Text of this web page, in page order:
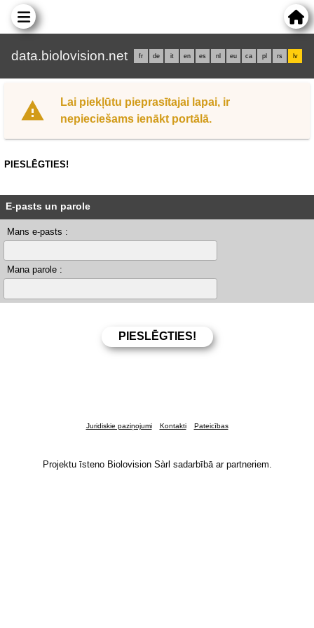
data.biolovision.net fr de it en es nl eu ca pl rs lv
Lai piekļūtu pieprasītajai lapai, ir
nepieciešams ienākt portālā.
PIESLĒGTIES!
E-pasts un parole
Mans e-pasts :
Mana parole :
Juridiskie paziņojumi Kontakti Pateicības
Projektu īsteno Biolovision Sàrl sadarbībā ar partneriem.